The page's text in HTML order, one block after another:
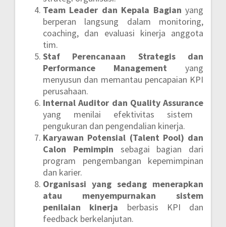
Team Leader dan Kepala Bagian yang
berperan langsung dalam monitoring,
coaching, dan evaluasi kinerja anggota
tim.
Staf Perencanaan Strategis dan
Performance Management yang
menyusun dan memantau pencapaian KPI
perusahaan.
Internal Auditor dan Quality Assurance
yang menilai efektivitas sistem
pengukuran dan pengendalian kinerja.
Karyawan Potensial (Talent Pool) dan
Calon Pemimpin sebagai bagian dari
program pengembangan kepemimpinan
dan karier.
Organisasi yang sedang menerapkan
atau menyempurnakan sistem
penilaian kinerja berbasis KPI dan
feedback berkelanjutan.